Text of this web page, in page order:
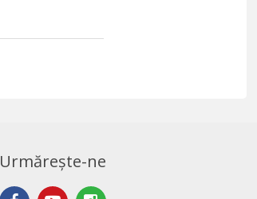
Urmărește-ne